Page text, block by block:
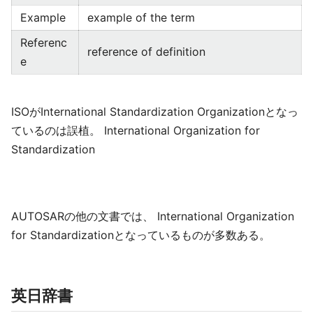
Example
example of the term
Referenc
e
reference of definition
ISOがInternational Standardization Organizationとなっ
ているのは誤植。 International Organization for
Standardization
AUTOSARの他の文書では、 International Organization
for Standardizationとなっているものが多数ある。
英日辞書